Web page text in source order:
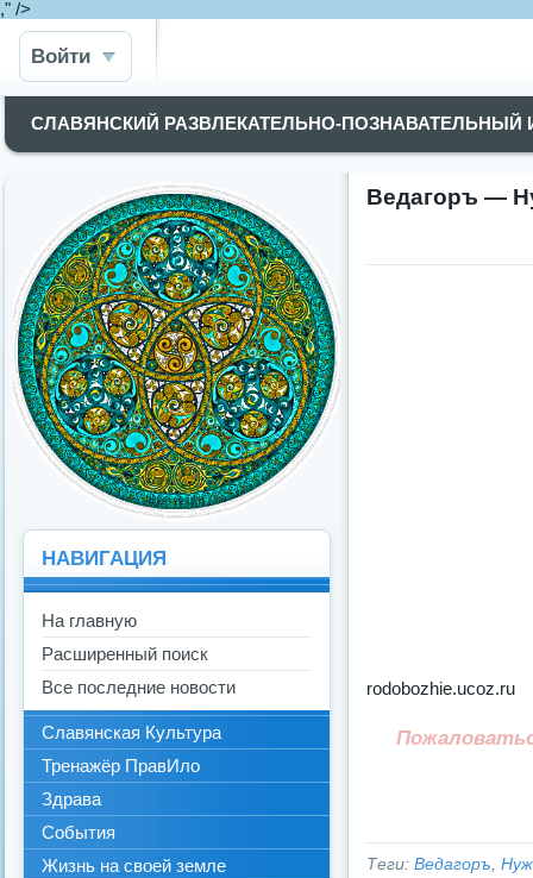
," />
Войти
СЛАВЯНСКИЙ РАЗВЛЕКАТЕЛЬНО-
Ведагоръ —
rodobozhie.ucoz.ru
Теги: Ведагоръ,
НАВИГАЦИЯ
На главную
Расширенный поиск
Все последние новости
Славянская Культура
Тренажёр ПравИло
Здрава
События
Жизнь на своей земле